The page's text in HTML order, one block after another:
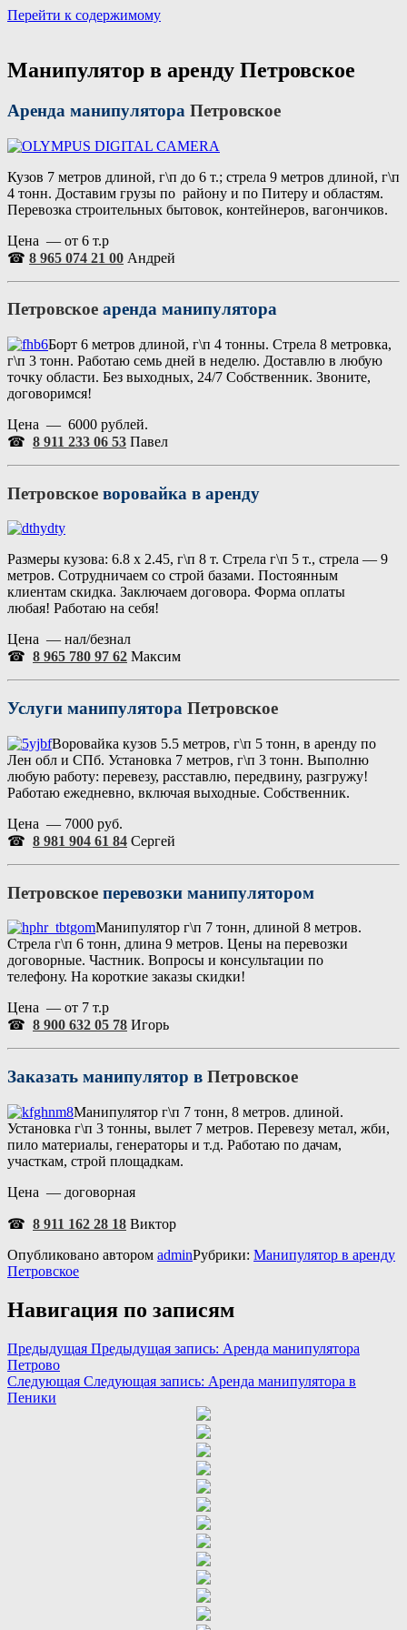
Перейти к содержимому
Манипулятор в аренду Петровское
Аренда манипулятора Петровское
Кузов 7 метров длиной, г\п до 6 т.; стрела 9 метров длиной, г\п
4 тонн. Доставим грузы по району и по Питеру и областям.
Перевозка строительных бытовок, контейнеров, вагончиков.
Цена — от 6 т.р
☎ 8 965 074 21 00 Андрей
Петровское аренда манипулятора
Борт 6 метров длиной, г\п 4 тонны. Стрела 8 метровка,
г\п 3 тонн. Работаю семь дней в неделю. Доставлю в любую
точку области. Без выходных, 24/7 Собственник. Звоните,
договоримся!
Цена — 6000 рублей.
☎ 8 911 233 06 53 Павел
Петровское воровайка в аренду
Размеры кузова: 6.8 х 2.45, г\п 8 т. Стрела г\п 5 т., стрела — 9
метров. Сотрудничаем со строй базами. Постоянным
клиентам скидка. Заключаем договора. Форма оплаты
любая! Работаю на себя!
Цена — нал/безнал
☎ 8 965 780 97 62 Максим
Услуги манипулятора Петровское
Воровайка кузов 5.5 метров, г\п 5 тонн, в аренду по
Лен обл и СПб. Установка 7 метров, г\п 3 тонн. Выполню
любую работу: перевезу, расставлю, передвину, разгружу!
Работаю ежедневно, включая выходные. Собственник.
Цена — 7000 руб.
☎ 8 981 904 61 84 Сергей
Петровское перевозки манипулятором
Манипулятор г\п 7 тонн, длиной 8 метров.
Стрела г\п 6 тонн, длина 9 метров. Цены на перевозки
договорные. Частник. Вопросы и консультации по
телефону. На короткие заказы скидки!
Цена — от 7 т.р
☎ 8 900 632 05 78 Игорь
Заказать манипулятор в Петровское
Манипулятор г\п 7 тонн, 8 метров. длиной.
Установка г\п 3 тонны, вылет 7 метров. Перевезу метал, жби,
пило материалы, генераторы и т.д. Работаю по дачам,
участкам, строй площадкам.
Цена — договорная
☎ 8 911 162 28 18 Виктор
Опубликовано автором adminРубрики: Манипулятор в аренду
Петровское
Навигация по записям
Предыдущая Предыдущая запись: Аренда манипулятора
Петрово
Следующая Следующая запись: Аренда манипулятора в
Пеники